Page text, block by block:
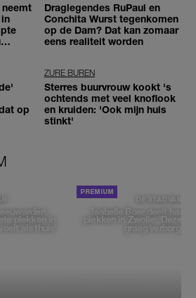
Draglegendes RuPaul en
Conchita Wurst tegenkomen
op de Dam? Dat kan zomaar
eens realiteit worden
op
ZURE BUREN
Sterres buurvrouw kookt 's
ochtends met veel knoflook
en kruiden: 'Ook mijn huis
stinkt'
plekken in
als thuis'
DE STAD VAN
Isabelle Boer deelt haar
plekken in Zwolle: 'Deze
graag verborgen'